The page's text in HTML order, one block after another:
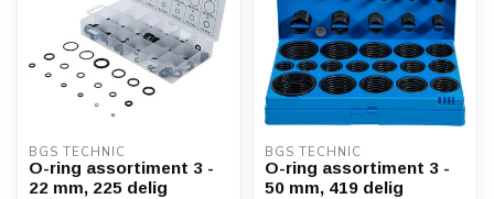
BGS TECHNIC
O-ring assortiment 3 -
22 mm, 225 delig
BGS TECHNIC
O-ring assortiment 3 -
50 mm, 419 delig